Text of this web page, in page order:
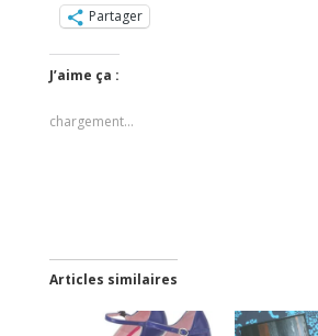
Partager
J’aime ça :
chargement…
Articles similaires